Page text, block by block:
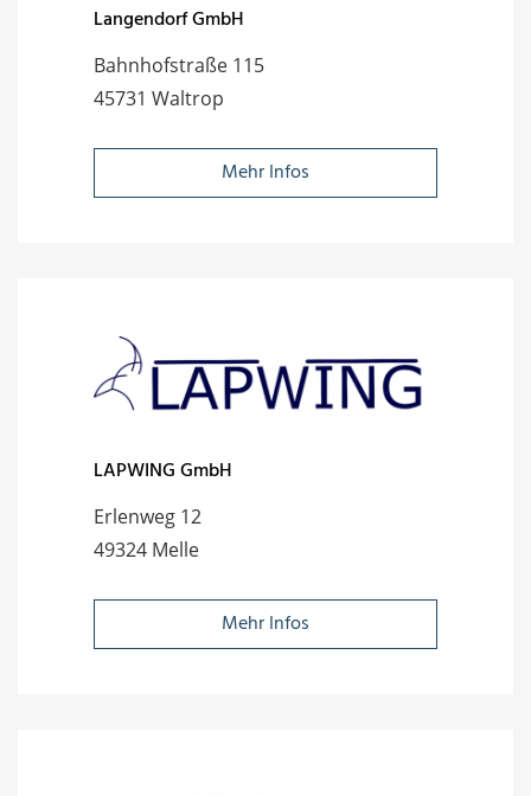
Langendorf GmbH
Bahnhofstraße 115
45731 Waltrop
Mehr Infos
LAPWING GmbH
Erlenweg 12
49324 Melle
Mehr Infos